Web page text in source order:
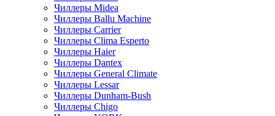
Чиллеры Midea
Чиллеры Ballu Machine
Чиллеры Carrier
Чиллеры Clima Esperto
Чиллеры Haier
Чиллеры Dantex
Чиллеры General Climate
Чиллеры Lessar
Чиллеры Dunham-Bush
Чиллеры Chigo